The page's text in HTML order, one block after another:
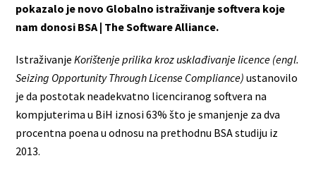
pokazalo je novo Globalno istraživanje softvera koje
nam donosi BSA | The Software Alliance.
IstraživanjeKorištenje prilika kroz usklađivanje licence (engl.
Seizing Opportunity Through License Compliance)ustanovilo
je da postotak neadekvatno licenciranog softvera na
kompjuterima u BiH iznosi 63% što je smanjenje za dva
procentna poena u odnosu na prethodnu BSA studiju iz
2013.